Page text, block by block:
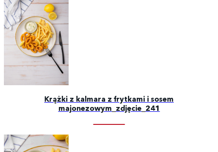
Krążki z kalmara z frytkami i sosem
majonezowym_zdjęcie_241